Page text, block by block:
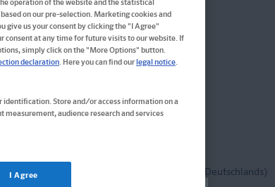
Seiten
8
und Referendar:innen
ab € 9,95 (innerh. Deutschlands)
operation of the website and the statistical
on our pre-selection. Marketing cookies and
give us your consent by clicking the "I Agree"
consent at any time for future visits to our website. If
simply click on the "More Options" button.
declaration. Here you can find our legal notice.
identification. Store and/or access information on a
audience research and services
I Agree